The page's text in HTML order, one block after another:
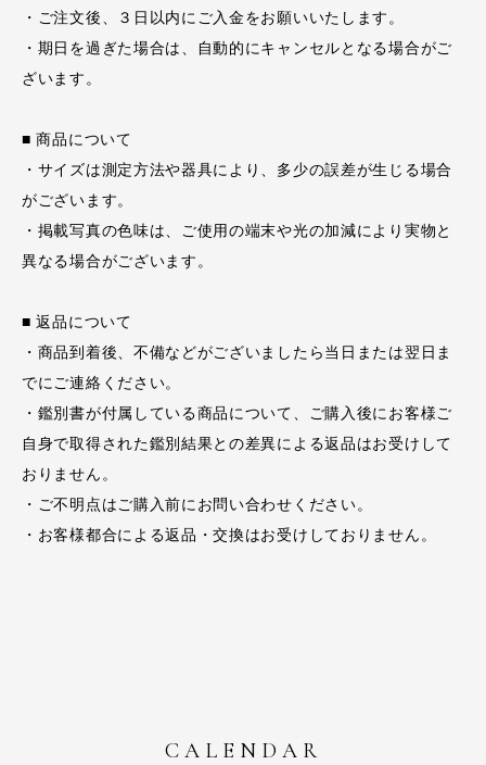
・ご注文後、３日以内にご入金をお願いいたします。
・期日を過ぎた場合は、自動的にキャンセルとなる場合がご
ざいます。
■ 商品について
・サイズは測定方法や器具により、多少の誤差が生じる場合
がございます。
・掲載写真の色味は、ご使用の端末や光の加減により実物と
異なる場合がございます。
■ 返品について
・商品到着後、不備などがございましたら当日または翌日ま
でにご連絡ください。
・鑑別書が付属している商品について、ご購入後にお客様ご
自身で取得された鑑別結果との差異による返品はお受けして
おりません。
・ご不明点はご購入前にお問い合わせください。
・お客様都合による返品・交換はお受けしておりません。
CALENDAR